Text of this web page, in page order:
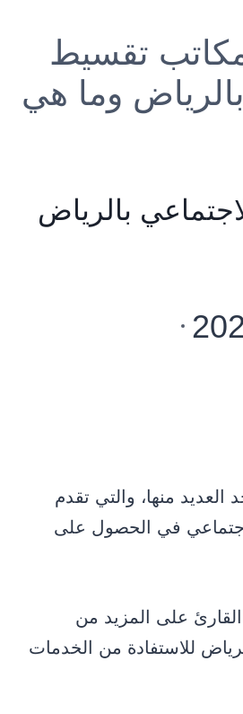
تقسيط
وما هي
بالرياض
العديد منها، والتي تقدم
في الحصول على
على المزيد من
للاستفادة من الخدمات